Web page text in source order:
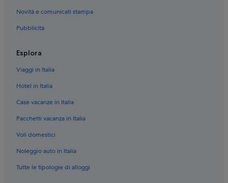
Novità e comunicati stampa
Pubblicità
Esplora
Viaggi in Italia
Hotel in Italia
Case vacanze in Italia
Pacchetti vacanza in Italia
Voli domestici
Noleggio auto in Italia
Tutte le tipologie di alloggi